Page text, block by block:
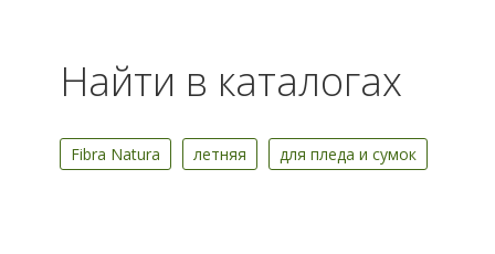
Найти в каталогах
Fibra Natura летняя для пледа и сумок